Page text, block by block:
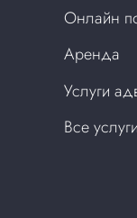
Онлайн
Аренда
Услуги
Все услуги